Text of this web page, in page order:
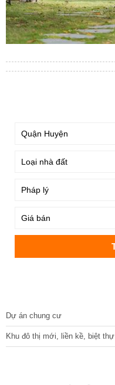
Dự án chung cư
Khu đô thị mới, liền kề, biệt thự